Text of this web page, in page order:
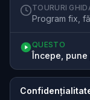
TOURURI
Program fix,
QUESTO
Începe,